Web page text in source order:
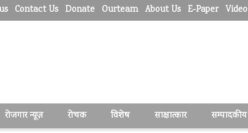
Contact Us Donate Ourteam About Us E-Paper Video
रोजगार न्यूज़ रोचक विशेष साक्षात्कार सम्पादकीय